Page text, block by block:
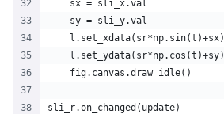
    sx = sli_x.val
    sy = sli_y.val
    l.set_xdata(sr*np.sin(t)+sx)
    l.set_ydata(sr*np.cos(t)+sy)
    fig.canvas.draw_idle()
sli_r.on_changed(update)